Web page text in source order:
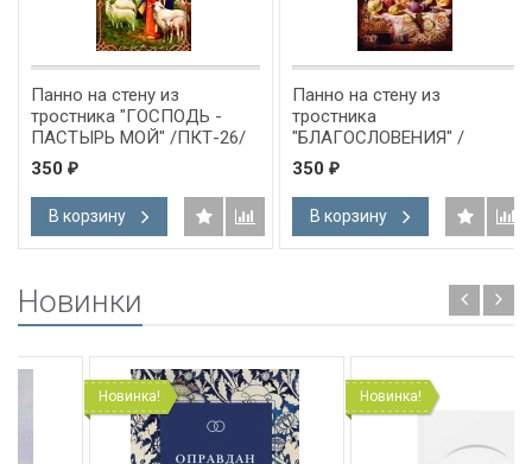
Панно на стену из
тростника "ГОСПОДЬ -
ПАСТЫРЬ МОЙ" /ПКТ-26/
350 ₽
В корзину
Панно на стену из
тростника
"БЛАГОСЛОВЕНИЯ" /
ПКТ-08/
350 ₽
В корзину
Новинки
Новинка!